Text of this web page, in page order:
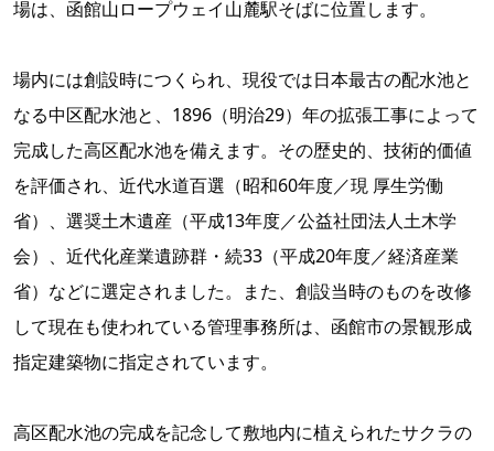
場は、函館山ロープウェイ山麓駅そばに位置します。
場内には創設時につくられ、現役では日本最古の配水池と
なる中区配水池と、1896（明治29）年の拡張工事によって
完成した高区配水池を備えます。その歴史的、技術的価値
を評価され、近代水道百選（昭和60年度／現 厚生労働
省）、選奨土木遺産（平成13年度／公益社団法人土木学
会）、近代化産業遺跡群・続33（平成20年度／経済産業
省）などに選定されました。また、創設当時のものを改修
して現在も使われている管理事務所は、函館市の景観形成
指定建築物に指定されています。
高区配水池の完成を記念して敷地内に植えられたサクラの